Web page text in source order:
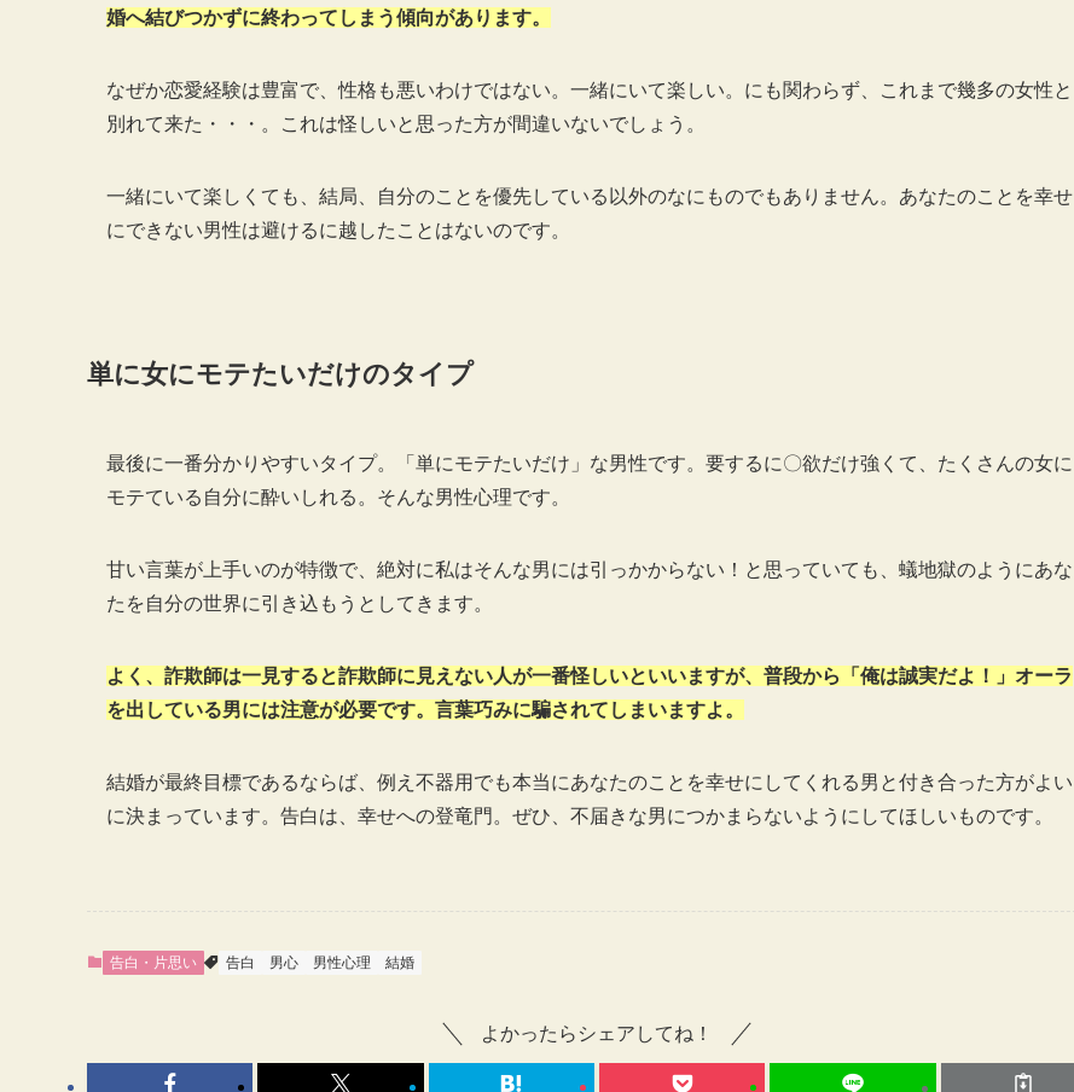
婚へ結びつかずに終わってしまう傾向があります。
なぜか恋愛経験は豊富で、性格も悪いわけではない。一緒にいて楽しい。にも関わらず、これまで幾多の女性と
別れて来た・・・。これは怪しいと思った方が間違いないでしょう。
一緒にいて楽しくても、結局、自分のことを優先している以外のなにものでもありません。あなたのことを幸せ
にできない男性は避けるに越したことはないのです。
単に女にモテたいだけのタイプ
最後に一番分かりやすいタイプ。「単にモテたいだけ」な男性です。要するに〇欲だけ強くて、たくさんの女に
モテている自分に酔いしれる。そんな男性心理です。
甘い言葉が上手いのが特徴で、絶対に私はそんな男には引っかからない！と思っていても、蟻地獄のようにあな
たを自分の世界に引き込もうとしてきます。
よく、詐欺師は一見すると詐欺師に見えない人が一番怪しいといいますが、普段から「俺は誠実だよ！」オーラ
を出している男には注意が必要です。言葉巧みに騙されてしまいますよ。
結婚が最終目標であるならば、例え不器用でも本当にあなたのことを幸せにしてくれる男と付き合った方がよい
に決まっています。告白は、幸せへの登竜門。ぜひ、不届きな男につかまらないようにしてほしいものです。
告白・片思い 告白 男心 男性心理 結婚
よかったらシェアしてね！